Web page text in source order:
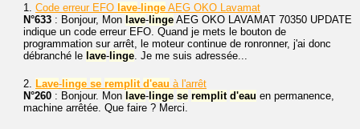
1. Code erreur EFO lave- linge AEG OKO Lavamat
N°633 : Bonjour, Mon lave- linge AEG OKO LAVAMAT 70350 UPDATE
indique un code erreur EFO. Quand je mets le bouton de
programmation sur arrêt, le moteur continue de ronronner, j'ai donc
débranché le lave- linge. Je me suis adressée...
2. Lave- linge se remplit d'eau à l'arrêt
N°260 : Bonjour. Mon lave- linge se remplit d'eau en permanence,
machine arrêtée. Que faire ? Merci.